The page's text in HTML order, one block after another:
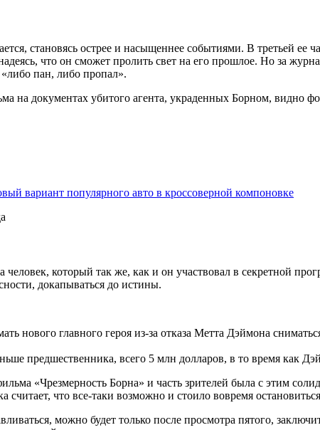
становясь острее и насыщеннее событиями. В третьей ее
что он сможет пролить свет на его прошлое. Но за
пан, либо пропал».
на документах убитого агента, украденных Борном, видно
вариант популярного авто в кроссоверной компоновке
человек, который так же, как и он участвовал в секретной
докапываться до истины.
нового главного героя из-за отказа Метта Дэймона
предшественника, всего 5 млн долларов, в то время как
«Чрезмерность Борна» и часть зрителей была с этим
считает, что все-таки возможно и стоило вовремя
можно будет только после просмотра пятого,